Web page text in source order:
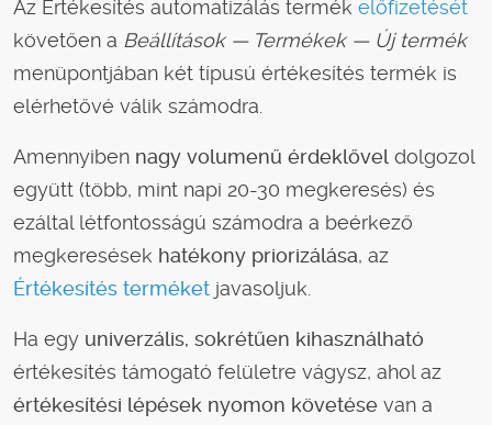
Az Értékesítés automatizálás termék előfizetését
követően a Beállítások — Termékek — Új termék
menüpontjában két típusú értékesítés termék is
elérhetővé válik számodra.
Amennyiben nagy volumenű érdeklővel dolgozol
együtt (több, mint napi 20-30 megkeresés) és
ezáltal létfontosságú számodra a beérkező
megkeresések hatékony priorizálása, az
Értékesítés terméket javasoljuk.
Ha egy univerzális, sokrétűen kihasználható
értékesítés támogató felületre vágysz, ahol az
értékesítési lépések nyomon követése van a